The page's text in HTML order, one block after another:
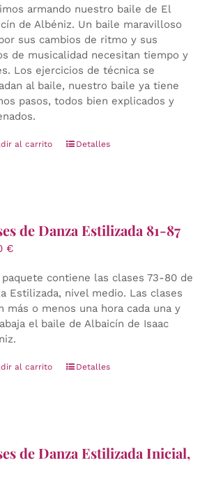
armando nuestro baile de El
de Albéniz. Un baile maravilloso
sus cambios de ritmo y sus
de musicalidad necesitan tiempo y
Los ejercicios de técnica se
al baile, nuestro baile ya tiene
pasos, todos bien explicados y
al carrito Detalles
de Danza Estilizada 81-87
€
contiene las clases 73-80 de
Estilizada, nivel medio. Las clases
más o menos una hora cada una y
el baile de Albaicín de Isaac
al carrito Detalles
de Danza Estilizada Inicial,